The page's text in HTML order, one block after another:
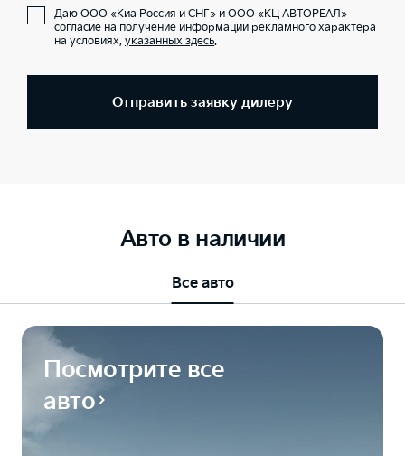
Даю ООО «Киа Россия и СНГ» и ООО «КЦ АВТОРЕАЛ»
согласие на получение информации рекламного характера
на условиях, указанных здесь.
Отправить заявку дилеру
Авто в наличии
Все авто
Посмотрите все
авто